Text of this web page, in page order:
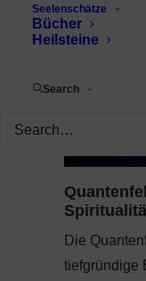
Seelenschätze
Bücher
Heilsteine
Search
Die
tiefgründige